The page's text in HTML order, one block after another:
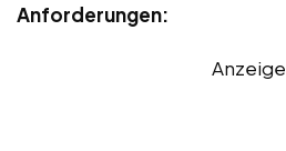
Anforderungen:
Anzeige